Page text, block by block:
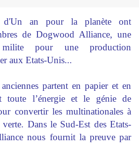
d'Un an pour la planète ont
de Dogwood Alliance, une
pour une production
aux Etats-Unis...
partent en papier et en
toute l’énergie et le génie de
convertir les multinationales à
Dans le Sud-Est des Etats-
nous fournit la preuve par